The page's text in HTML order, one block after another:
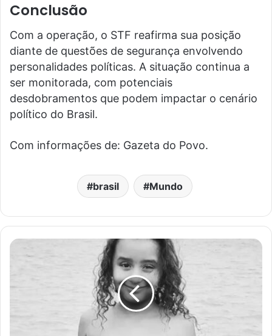
Conclusão
Com a operação, o STF reafirma sua posição
diante de questões de segurança envolvendo
personalidades políticas. A situação continua a
ser monitorada, com potenciais
desdobramentos que podem impactar o cenário
político do Brasil.
Com informações de: Gazeta do Povo.
brasil Mundo